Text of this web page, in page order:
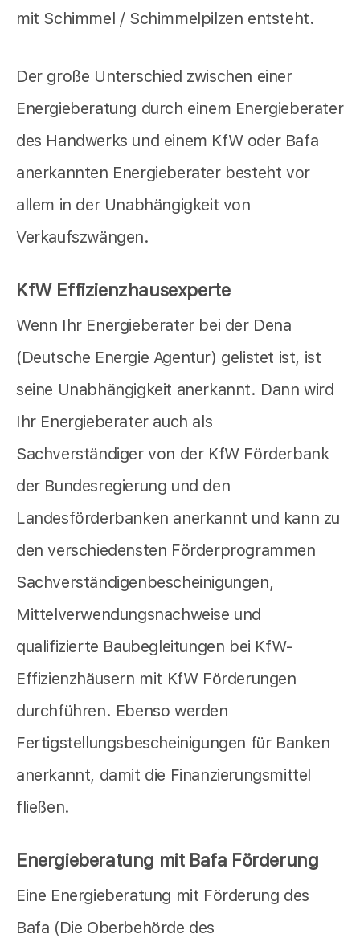
mit Schimmel / Schimmelpilzen entsteht.
Der große Unterschied zwischen einer
Energieberatung durch einem Energieberater
des Handwerks und einem KfW oder Bafa
anerkannten Energieberater besteht vor
allem in der Unabhängigkeit von
Verkaufszwängen.
KfW Effizienzhausexperte
Wenn Ihr Energieberater bei der Dena
(Deutsche Energie Agentur) gelistet ist, ist
seine Unabhängigkeit anerkannt. Dann wird
Ihr Energieberater auch als
Sachverständiger von der KfW Förderbank
der Bundesregierung und den
Landesförderbanken anerkannt und kann zu
den verschiedensten Förderprogrammen
Sachverständigenbescheinigungen,
Mittelverwendungsnachweise und
qualifizierte Baubegleitungen bei KfW-
Effizienzhäusern mit KfW Förderungen
durchführen. Ebenso werden
Fertigstellungsbescheinigungen für Banken
anerkannt, damit die Finanzierungsmittel
fließen.
Energieberatung mit Bafa Förderung
Eine Energieberatung mit Förderung des
Bafa (Die Oberbehörde des